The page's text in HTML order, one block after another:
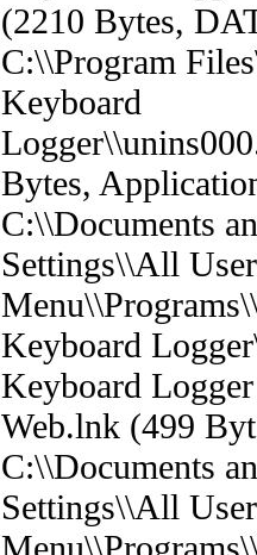
(2210 Bytes,
C:\\Program
Keyboard
Bytes,
C:\\Documents
Settings\\All
Keyboard
Keyboard
Web.lnk (499
C:\\Documents
Settings\\All